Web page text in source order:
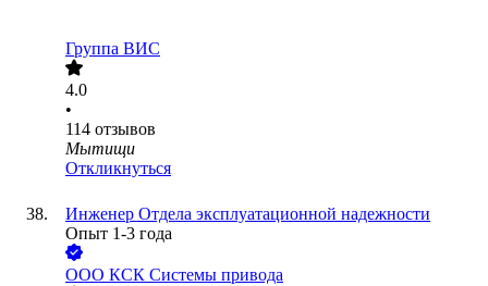
Группа ВИС
4.0
•
114 отзывов
Мытищи
Откликнуться
Инженер Отдела эксплуатационной надежности
Опыт 1-3 года
ООО КСК Системы привода